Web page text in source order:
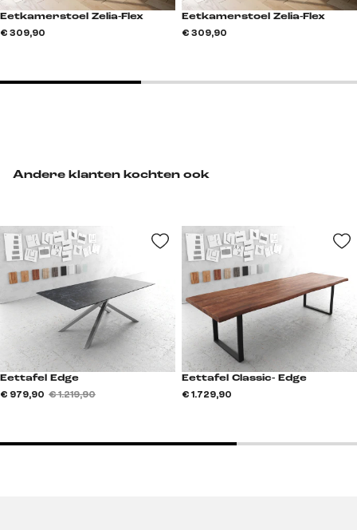
Andere klanten kochten ook
Eettafel Edge
€ 979,90 € 1.219,90
Eettafel Classic- Edge
€ 1.729,90
Eetkamerstoel Zelia-Flex
€ 309,90
Eetkamerstoel Zelia-Flex
€ 309,90